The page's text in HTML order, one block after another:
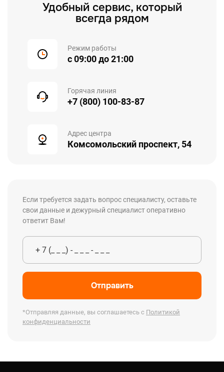
Удобный сервис, который
всегда рядом
Режим работы
с 09:00 до 21:00
Горячая линия
+7 (800) 100-83-87
Адрес центра
Комсомольский проспект, 54
Если требуется задать вопрос специалисту, оставьте
свои данные и дежурный специалист оперативно
ответит Вам!
Отправить
*Отправляя данные, вы соглашаетесь с Политикой
конфиденциальности